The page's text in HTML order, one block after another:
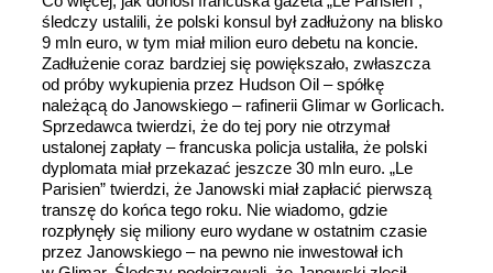
śledczy ustalili, że polski konsul był zadłużony na blisko
9 mln euro, w tym miał milion euro debetu na koncie.
Zadłużenie coraz bardziej się powiększało, zwłaszcza
od próby wykupienia przez Hudson Oil – spółkę
należącą do Janowskiego – rafinerii Glimar w Gorlicach.
Sprzedawca twierdzi, że do tej pory nie otrzymał
ustalonej zapłaty – francuska policja ustaliła, że polski
dyplomata miał przekazać jeszcze 30 mln euro. „Le
Parisien” twierdzi, że Janowski miał zapłacić pierwszą
transzę do końca tego roku. Nie wiadomo, gdzie
rozpłynęły się miliony euro wydane w ostatnim czasie
przez Janowskiego – na pewno nie inwestował ich